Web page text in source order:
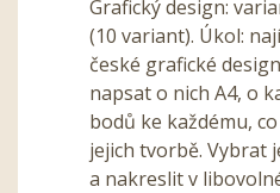
Grafický design:
(10 variant). Úkol:
české grafické
napsat o nich A4, o
bodů ke každému,
jejich tvorbě. Vybrat
a nakreslit v